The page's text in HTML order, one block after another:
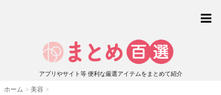
アプリやサイト等 便利な厳選アイテムをまとめて紹介
ホーム > 美容 >